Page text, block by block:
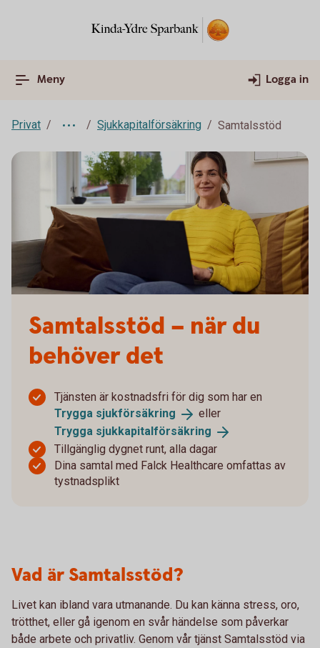
Meny Logga in
Privat Sjukkapitalförsäkring Samtalsstöd
Samtalsstöd – när du
behöver det
Tjänsten är kostnadsfri för dig som har en
Trygga sjukförsäkring
eller
Trygga sjukkapitalförsäkring
Tillgänglig dygnet runt, alla dagar
Dina samtal med Falck Healthcare omfattas av
tystnadsplikt
Vad är Samtalsstöd?
Livet kan ibland vara utmanande. Du kan känna stress, oro,
trötthet, eller gå igenom en svår händelse som påverkar
både arbete och privatliv. Genom vår tjänst Samtalsstöd via